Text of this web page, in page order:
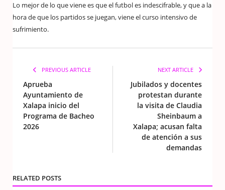
Lo mejor de lo que viene es que el futbol es indescifrable, y que a la
hora de que los partidos se juegan, viene el curso intensivo de
sufrimiento.
PREVIOUS ARTICLE
Aprueba
Ayuntamiento de
Xalapa inicio del
Programa de Bacheo
2026
NEXT ARTICLE
Jubilados y docentes
protestan durante
la visita de Claudia
Sheinbaum a
Xalapa; acusan falta
de atención a sus
demandas
RELATED POSTS